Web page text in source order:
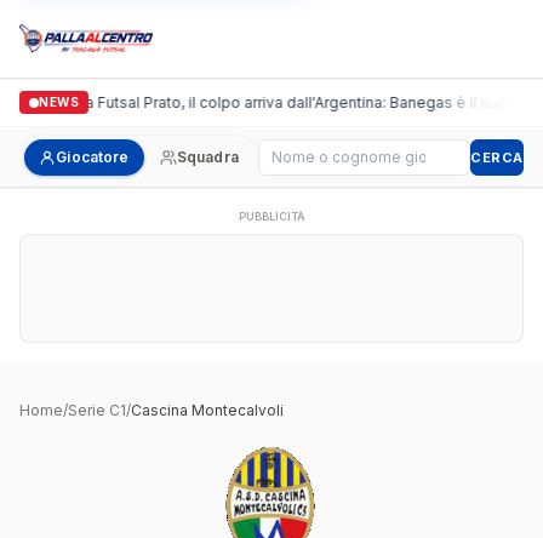
NEWS
Italgronda Futsal Prato, il colpo arriva dall'Argentina: Banegas è il nuovo
Giocatore Squadra Cerca giocatore CERCA
PUBBLICITÀ
Home/Serie C1/Cascina Montecalvoli